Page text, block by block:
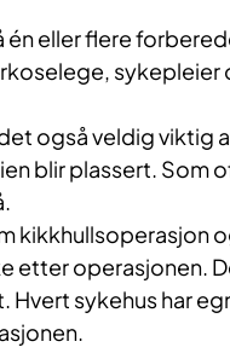
eller flere
også veldig viktig
blir plassert. Som
kikkhullsoperasjon
etter operasjonen.
sykehus har